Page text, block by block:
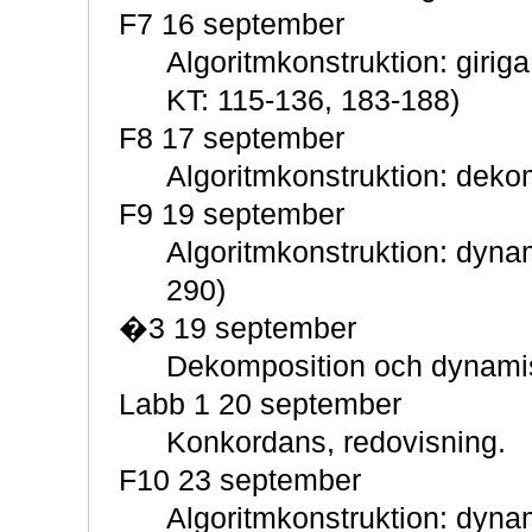
F7 16 september
Algoritmkonstruktion:
KT: 115-136, 183-188)
F8 17 september
Algoritmkonstruktion:
F9 19 september
Algoritmkonstruktion:
290)
�3 19 september
Dekomposition och
Labb 1 20 september
Konkordans, redovisning.
F10 23 september
Algoritmkonstruktion: